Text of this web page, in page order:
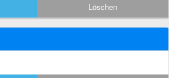
Löschen